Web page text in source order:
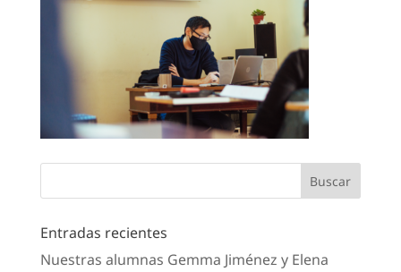
Entradas recientes
Nuestras alumnas Gemma Jiménez y Elena